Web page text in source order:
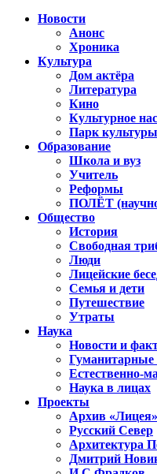
Новости
Анонс
Хроника
Культура
Дом актёра
Литература
Кино
Культурное
Парк
Образование
Школа и вуз
Учитель
Реформы
ПОЛЁТ
Общество
История
Свободная
Люди
Лицейские
Семья и дети
Путешествие
Утраты
Наука
Новости и
Гуманитарные
Естественно-
Наука в лицах
Проекты
Архив
Русский Север
Архитектура
Дмитрий